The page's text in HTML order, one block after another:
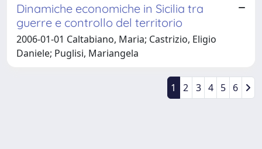
Dinamiche economiche in Sicilia tra
guerre e controllo del territorio
2006-01-01 Caltabiano, Maria; Castrizio, Eligio
Daniele; Puglisi, Mariangela
1 2 3 4 5 6